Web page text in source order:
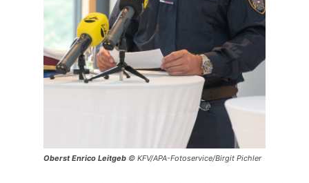
Oberst Enrico Leitgeb © KFV/APA-Fotoservice/Birgit Pichler